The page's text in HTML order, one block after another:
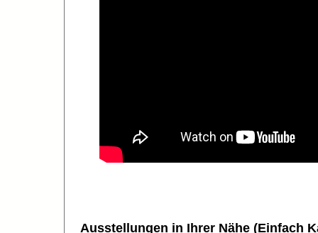
Ausstellungen in Ihrer Nähe (Einfach